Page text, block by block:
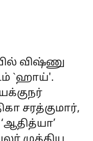
விஷ்ணு
`ஹாய்'.
சரத்குமார்,